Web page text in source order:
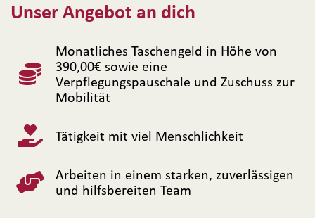
Unser Angebot an dich
Monatliches Taschengeld in Höhe von
390,00€ sowie eine
Verpflegungspauschale und Zuschuss zur
Mobilität
Tätigkeit mit viel Menschlichkeit
Arbeiten in einem starken, zuverlässigen
und hilfsbereiten Team